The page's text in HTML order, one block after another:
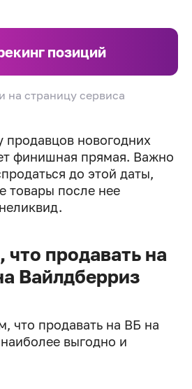
позиций
на страницу сервиса
продавцов новогодних
финишная прямая. Важно
до этой даты,
товары после нее
продавать на
Вайлдберриз
что продавать на ВБ на
выгодно и